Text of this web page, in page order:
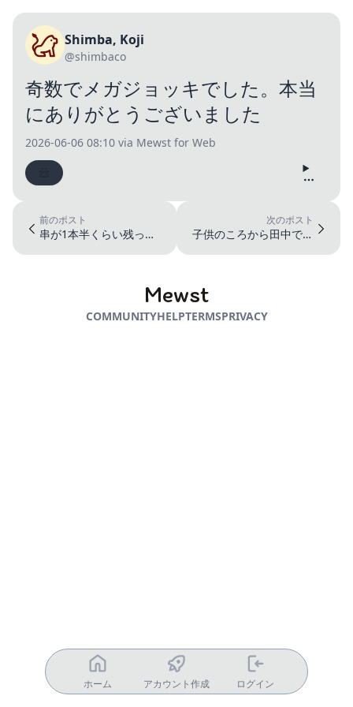
Shimba, Koji
@shimbaco
奇数でメガジョッキでした。本当
にありがとうございました
2026-06-06 08:10 via Mewst for Web
前のポスト
串が1本半くらい残って
次のポスト
子供のころから田中で揚
Mewst
COMMUNITYHELPTERMSPRIVACY
ホーム アカウント作成 ログイン